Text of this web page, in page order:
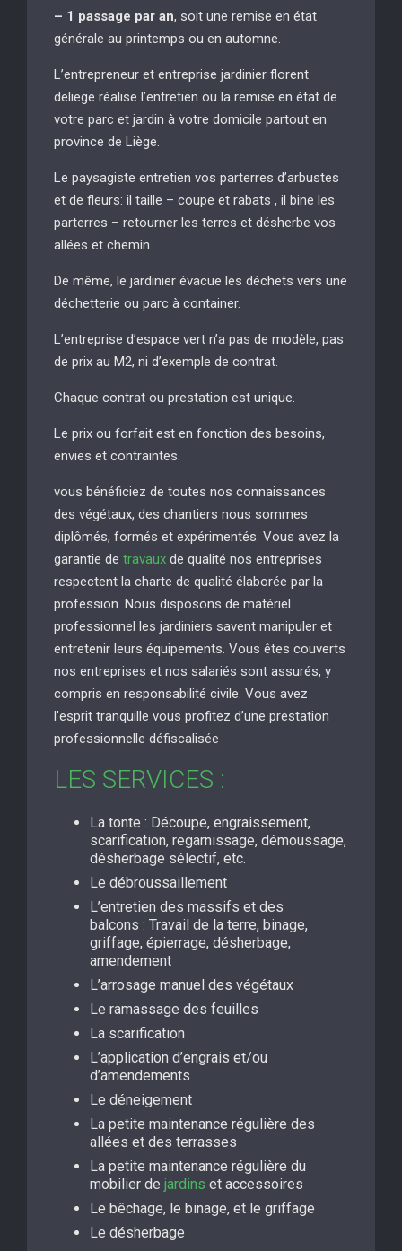
– 1 passage par an, soit une remise en état
générale au printemps ou en automne.
L’entrepreneur et entreprise jardinier florent
deliege réalise l’entretien ou la remise en état de
votre parc et jardin à votre domicile partout en
province de Liège.
Le paysagiste entretien vos parterres d’arbustes
et de fleurs: il taille – coupe et rabats , il bine les
parterres – retourner les terres et désherbe vos
allées et chemin.
De même, le jardinier évacue les déchets vers une
déchetterie ou parc à container.
L’entreprise d’espace vert n’a pas de modèle, pas
de prix au M2, ni d’exemple de contrat.
Chaque contrat ou prestation est unique.
Le prix ou forfait est en fonction des besoins,
envies et contraintes.
vous bénéficiez de toutes nos connaissances
des végétaux, des chantiers nous sommes
diplômés, formés et expérimentés. Vous avez la
garantie de travaux de qualité nos entreprises
respectent la charte de qualité élaborée par la
profession. Nous disposons de matériel
professionnel les jardiniers savent manipuler et
entretenir leurs équipements. Vous êtes couverts
nos entreprises et nos salariés sont assurés, y
compris en responsabilité civile. Vous avez
l’esprit tranquille vous profitez d’une prestation
professionnelle défiscalisée
LES SERVICES :
La tonte : Découpe, engraissement,
scarification, regarnissage, démoussage,
désherbage sélectif, etc.
Le débroussaillement
L’entretien des massifs et des
balcons : Travail de la terre, binage,
griffage, épierrage, désherbage,
amendement
L’arrosage manuel des végétaux
Le ramassage des feuilles
La scarification
L’application d’engrais et/ou
d’amendements
Le déneigement
La petite maintenance régulière des
allées et des terrasses
La petite maintenance régulière du
mobilier de jardins et accessoires
Le bêchage, le binage, et le griffage
Le désherbage